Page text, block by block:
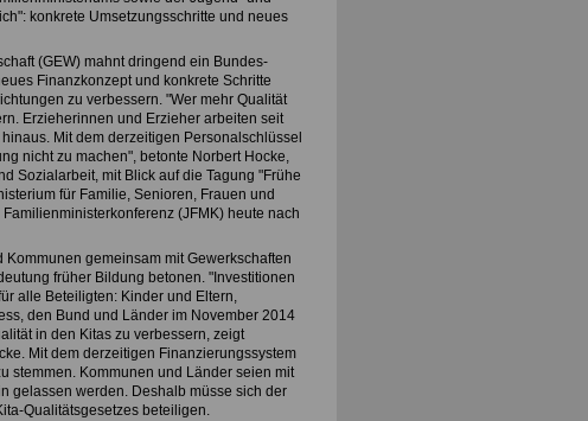
konkrete Umsetzungsschritte und neues
(GEW) mahnt dringend ein Bundes-
Finanzkonzept und konkrete Schritte
zu verbessern. "Wer mehr Qualität
Erzieherinnen und Erzieher arbeiten seit
Mit dem derzeitigen Personalschlüssel
nicht zu machen", betonte Norbert Hocke,
Sozialarbeit, mit Blick auf die Tagung "Frühe
für Familie, Senioren, Frauen und
(JFMK) heute nach
gemeinsam mit Gewerkschaften
früher Bildung betonen. "Investitionen
alle Beteiligten: Kinder und Eltern,
den Bund und Länder im November 2014
in den Kitas zu verbessern, zeigt
Mit dem derzeitigen Finanzierungssystem
stemmen. Kommunen und Länder seien mit
gelassen werden. Deshalb müsse sich der
Qualitätsgesetzes beteiligen.